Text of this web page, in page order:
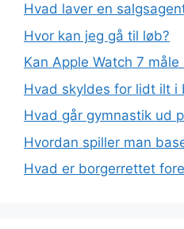
Hvad laver en
Hvor kan jeg gå til løb?
Kan Apple Watch 7
Hvad skyldes for lidt ilt i
Hvad går gymnastik ud
Hvordan spiller man
Hvad er borgerrettet